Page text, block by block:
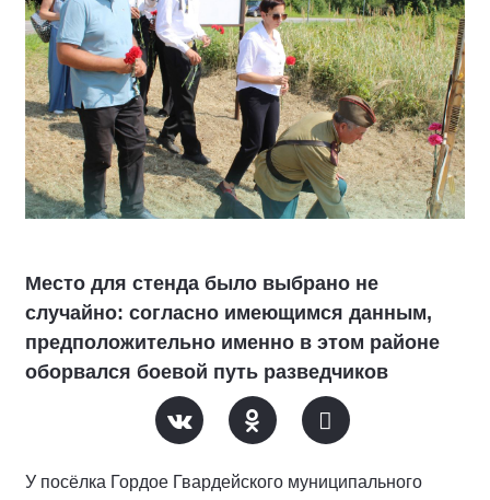
Место для стенда было выбрано не
случайно: согласно имеющимся данным,
предположительно именно в этом районе
оборвался боевой путь разведчиков
У посёлка Гордое Гвардейского муниципального